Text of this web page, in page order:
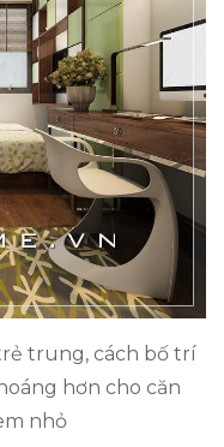
trung, cách bố trí
hơn cho căn
nhỏ